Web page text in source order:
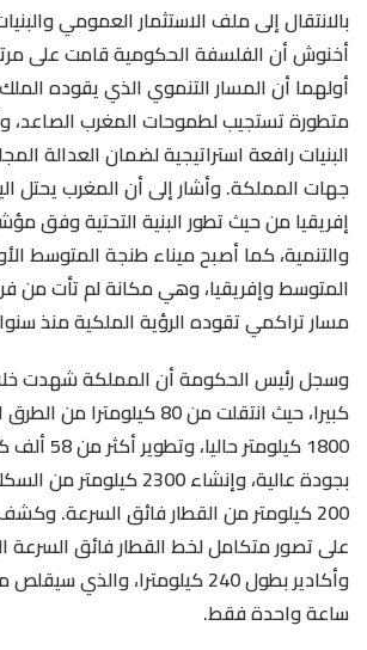
بالانتقال إلى ملف الاستثمار العمومي
أخنوش أن الفلسفة الحكومية قامت على
أولهما أن المسار التنموي الذي يقوده
متطورة تستجيب لطموحات المغرب الصاعد،
البنيات رافعة استراتيجية لضمان العدالة
جهات المملكة. وأشار إلى أن المغرب يحتل
إفريقيا من حيث تطور البنية التحتية وفق
والتنمية، كما أصبح ميناء طنجة المتوسط
المتوسط وإفريقيا، وهي مكانة لم تأت من
مسار تراكمي تقوده الرؤية الملكية منذ
كبيرا، حيث انتقلت من 80
1800
بجودة عالية، وإنشاء 2300
200 كيلومتر من القطار فائق السرعة.
على تصور متكامل لخط القطار فائق السرعة
وأكادير بطول 240 كيلومترا، والذي
ساعة واحدة فقط.